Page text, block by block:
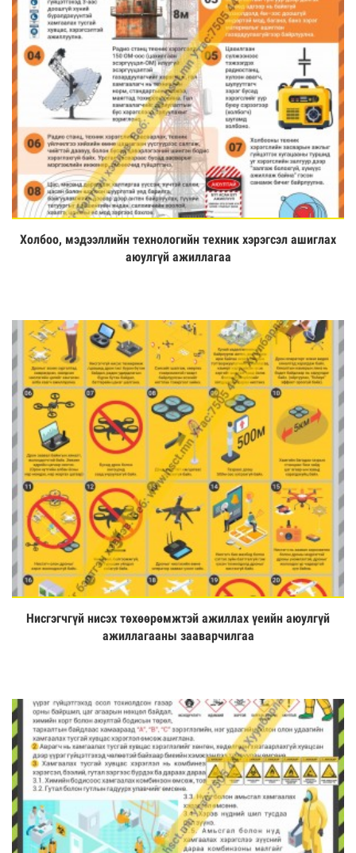
Үзэх
Холбоо, мэдээллийн технологийн техник хэрэгсэл ашиглах
аюулгүй ажиллагаа
Үзэх
Нисгэгчгүй нисэх төхөөрөмжтэй ажиллах үеийн аюулгүй
ажиллагааны зааварчилгаа